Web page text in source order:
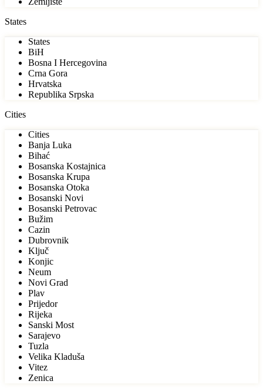
States
States
BiH
Bosna I Hercegovina
Crna Gora
Hrvatska
Republika Srpska
Cities
Cities
Banja Luka
Bihać
Bosanska Kostajnica
Bosanska Krupa
Bosanska Otoka
Bosanski Novi
Bosanski Petrovac
Bužim
Cazin
Dubrovnik
Ključ
Konjic
Neum
Novi Grad
Plav
Prijedor
Rijeka
Sanski Most
Sarajevo
Tuzla
Velika Kladuša
Vitez
Zenica